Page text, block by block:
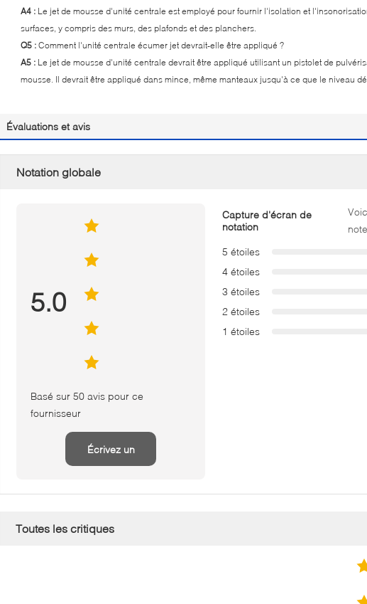
A4 : Le jet de mousse d'unité centrale est employé pour fournir l'isolation et
surfaces, y compris des murs, des plafonds et des planchers.
Q5 : Comment l'unité centrale écumer jet devrait-elle être appliqué ?
A5 : Le jet de mousse d'unité centrale devrait être appliqué utilisant un pistolet de
mousse. Il devrait être appliqué dans mince, même manteaux jusqu'à ce que le niveau
Évaluations et avis
Notation globale
5.0
Basé sur 50 avis pour ce
fournisseur
Écrivez un
Capture d'écran de
notation
5 étoiles
4 étoiles
3 étoiles
2 étoiles
1 étoiles
Toutes les critiques